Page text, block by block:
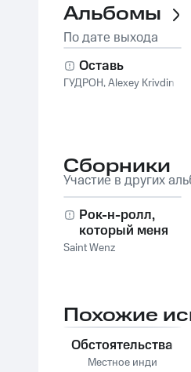
Альбомы
По дате выхода
Оставь
ГУДРОН,Alexey Krivdin
Сборники
Участие в других
Рок-н-ролл,
который меня
убивает 2
Saint Wenz
Похожие
Обстоятельства
Местное инди